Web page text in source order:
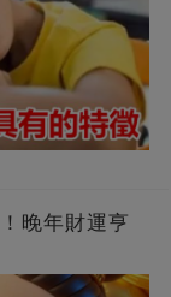
晚年財運亨